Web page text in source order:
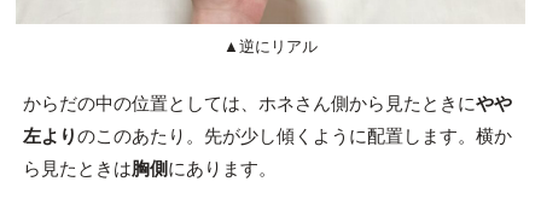
▲逆にリアル
からだの中の位置としては、ホネさん側から見たときにやや
左よりのこのあたり。先が少し傾くように配置します。横か
ら見たときは胸側にあります。